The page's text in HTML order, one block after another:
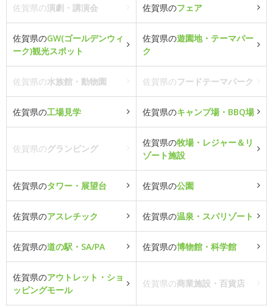
佐賀県の演劇・講演会 佐賀県のフェア
佐賀県のGW(ゴールデンウィ
ーク)観光スポット
佐賀県の遊園地・テーマパー
ク
佐賀県の水族館・動物園 佐賀県のフードテーマパーク
佐賀県の工場見学 佐賀県のキャンプ場・BBQ場
佐賀県のグランピング
佐賀県の牧場・レジャー＆リ
ゾート施設
佐賀県のタワー・展望台 佐賀県の公園
佐賀県のアスレチック 佐賀県の温泉・スパリゾート
佐賀県の道の駅・SA/PA 佐賀県の博物館・科学館
佐賀県のアウトレット・ショ
ッピングモール
佐賀県の商業施設・百貨店